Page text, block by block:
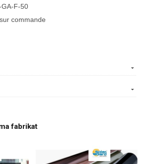
GA-F-50
commande
fabrikat